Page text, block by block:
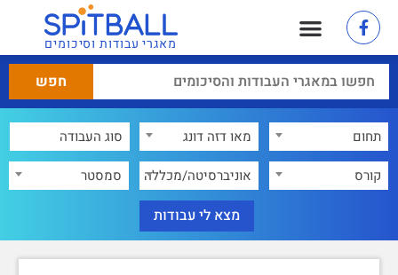
מאגרי עבודות וסיכומים
תחום
מאו דזה דונג
קורס
אוניברסיטה/מכללה סמסטר